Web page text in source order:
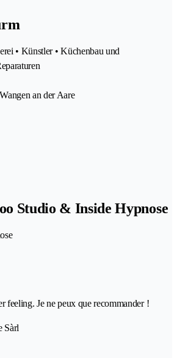
• Künstler • Küchenbau und
an der Aare
Studio & Inside Hypnose
feeling. Je ne peux que recommander !
Sàrl